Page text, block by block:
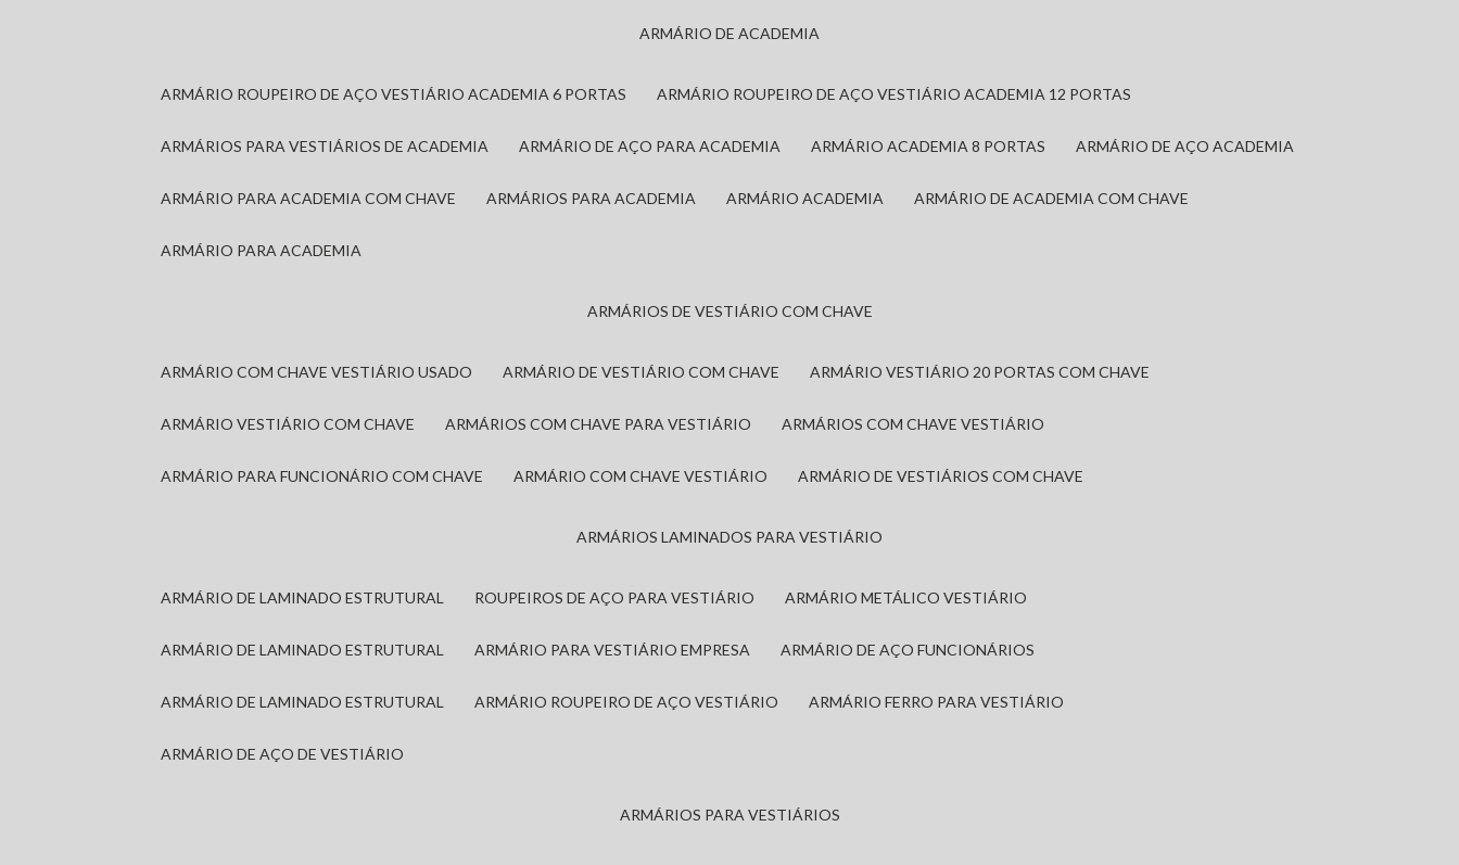
ARMÁRIO DE ACADEMIA
ARMÁRIO ROUPEIRO DE AÇO VESTIÁRIO ACADEMIA 6 PORTAS ARMÁRIO ROUPEIRO DE AÇO VESTIÁRIO ACADEMIA 12 PORTAS
ARMÁRIOS PARA VESTIÁRIOS DE ACADEMIA ARMÁRIO DE AÇO PARA ACADEMIA ARMÁRIO ACADEMIA 8 PORTAS ARMÁRIO DE AÇO ACADEMIA
ARMÁRIO PARA ACADEMIA COM CHAVE ARMÁRIOS PARA ACADEMIA ARMÁRIO ACADEMIA ARMÁRIO DE ACADEMIA COM CHAVE
ARMÁRIO PARA ACADEMIA
ARMÁRIOS DE VESTIÁRIO COM CHAVE
ARMÁRIO COM CHAVE VESTIÁRIO USADO ARMÁRIO DE VESTIÁRIO COM CHAVE ARMÁRIO VESTIÁRIO 20 PORTAS COM CHAVE
ARMÁRIO VESTIÁRIO COM CHAVE ARMÁRIOS COM CHAVE PARA VESTIÁRIO ARMÁRIOS COM CHAVE VESTIÁRIO
ARMÁRIO PARA FUNCIONÁRIO COM CHAVE ARMÁRIO COM CHAVE VESTIÁRIO ARMÁRIO DE VESTIÁRIOS COM CHAVE
ARMÁRIOS LAMINADOS PARA VESTIÁRIO
ARMÁRIO DE LAMINADO ESTRUTURAL ROUPEIROS DE AÇO PARA VESTIÁRIO ARMÁRIO METÁLICO VESTIÁRIO
ARMÁRIO DE LAMINADO ESTRUTURAL ARMÁRIO PARA VESTIÁRIO EMPRESA ARMÁRIO DE AÇO FUNCIONÁRIOS
ARMÁRIO DE LAMINADO ESTRUTURAL ARMÁRIO ROUPEIRO DE AÇO VESTIÁRIO ARMÁRIO FERRO PARA VESTIÁRIO
ARMÁRIO DE AÇO DE VESTIÁRIO
ARMÁRIOS PARA VESTIÁRIOS